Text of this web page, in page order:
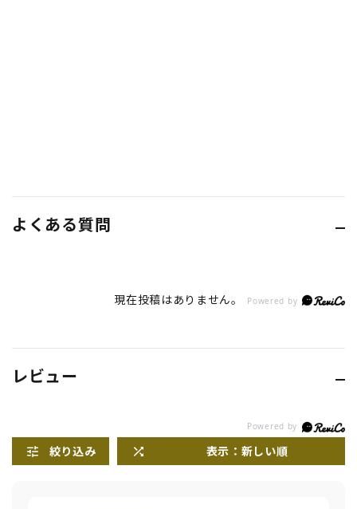
よくある質問
Powered by
現在投稿はありません。
レビュー
絞り込み 表示：新しい順